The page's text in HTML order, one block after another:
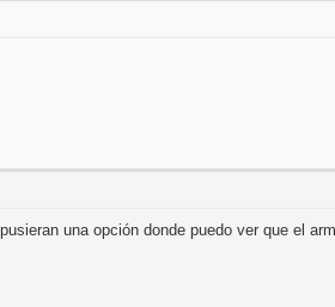
una opción donde puedo ver que el